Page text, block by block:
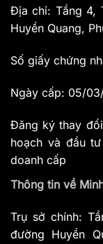
Địa chỉ: Tầng 4,
Huyền Quang,
Số giấy chứng
Ngày cấp: 05/
Đăng ký thay
hoạch và đầu
doanh cấp
Thông tin về
Trụ sở chính:
đường Huyền